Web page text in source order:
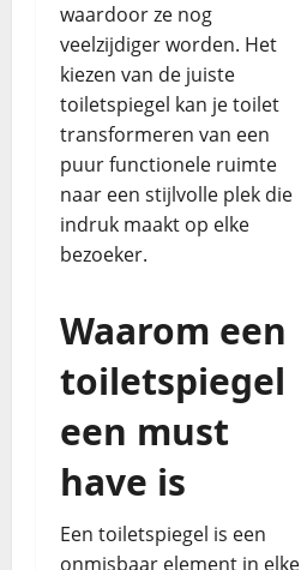
waardoor ze nog
veelzijdiger worden. Het
kiezen van de juiste
toiletspiegel kan je toilet
transformeren van een
puur functionele ruimte
naar een stijlvolle plek die
indruk maakt op elke
bezoeker.
Waarom een
toiletspiegel
een must
have is
Een toiletspiegel is een
onmisbaar element in elke